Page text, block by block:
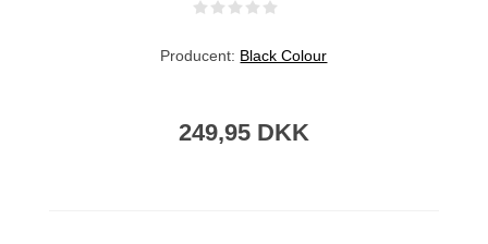
Producent: Black Colour
249,95 DKK